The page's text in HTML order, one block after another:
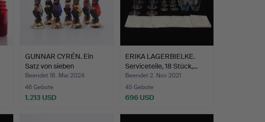
GUNNAR CYRÉN. Ein
Satz von sieben
Schnappg…
Beendet 18. Mai 2024
46 Gebote
1.213 USD
ERIKA LAGERBIELKE.
Serviceteile, 18 Stück,…
Beendet 2. Nov 2021
45 Gebote
696 USD